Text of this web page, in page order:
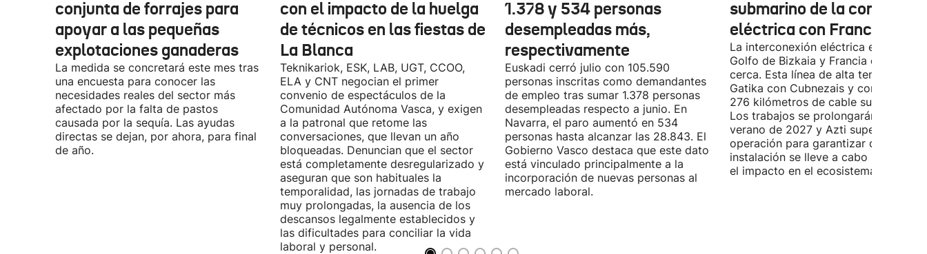
conjunta de forrajes para
apoyar a las pequeñas
explotaciones ganaderas
La medida se concretará este mes tras
una encuesta para conocer las
necesidades reales del sector más
afectado por la falta de pastos
causada por la sequía. Las ayudas
directas se dejan, por ahora, para final
de año.
con el impacto de la huelga
de técnicos en las fiestas de
La Blanca
Teknikariok, ESK, LAB, UGT, CCOO,
ELA y CNT negocian el primer
convenio de espectáculos de la
Comunidad Autónoma Vasca, y exigen
a la patronal que retome las
conversaciones, que llevan un año
bloqueadas. Denuncian que el sector
está completamente desregularizado y
aseguran que son habituales la
temporalidad, las jornadas de trabajo
muy prolongadas, la ausencia de los
descansos legalmente establecidos y
las dificultades para conciliar la vida
laboral y personal.
1.378 y 534 personas
desempleadas más,
respectivamente
Euskadi cerró julio con 105.590
personas inscritas como demandantes
de empleo tras sumar 1.378 personas
desempleadas respecto a junio. En
Navarra, el paro aumentó en 534
personas hasta alcanzar las 28.843. El
Gobierno Vasco destaca que este dato
está vinculado principalmente a la
incorporación de nuevas personas al
mercado laboral.
submarino de la conexión
eléctrica con Francia
La interconexión eléctrica entre el
Golfo de Bizkaia y Francia está más
cerca. Esta línea de alta tensión unirá
Gatika con Cubnezais y contará con
276 kilómetros de cable submarino.
Los trabajos se prolongarán hasta
verano de 2027 y Azti supervisará la
operación para garantizar que la
instalación se lleve a cabo
el impacto en el ecosistema marino.